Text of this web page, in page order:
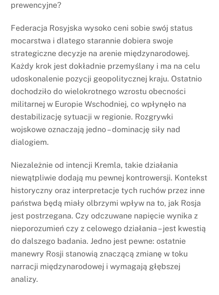
prewencyjne?
Federacja Rosyjska wysoko ceni sobie swój status
mocarstwa i dlatego starannie dobiera swoje
strategiczne decyzje na arenie międzynarodowej.
Każdy krok jest dokładnie przemyślany i ma na celu
udoskonalenie pozycji geopolitycznej kraju. Ostatnio
dochodziło do wielokrotnego wzrostu obecności
militarnej w Europie Wschodniej, co wpłynęło na
destabilizację sytuacji w regionie. Rozgrywki
wojskowe oznaczają jedno – dominację siły nad
dialogiem.
Niezależnie od intencji Kremla, takie działania
niewątpliwie dodają mu pewnej kontrowersji. Kontekst
historyczny oraz interpretacje tych ruchów przez inne
państwa będą miały olbrzymi wpływ na to, jak Rosja
jest postrzegana. Czy odczuwane napięcie wynika z
nieporozumień czy z celowego działania – jest kwestią
do dalszego badania. Jedno jest pewne: ostatnie
manewry Rosji stanowią znaczącą zmianę w toku
narracji międzynarodowej i wymagają głębszej
analizy.